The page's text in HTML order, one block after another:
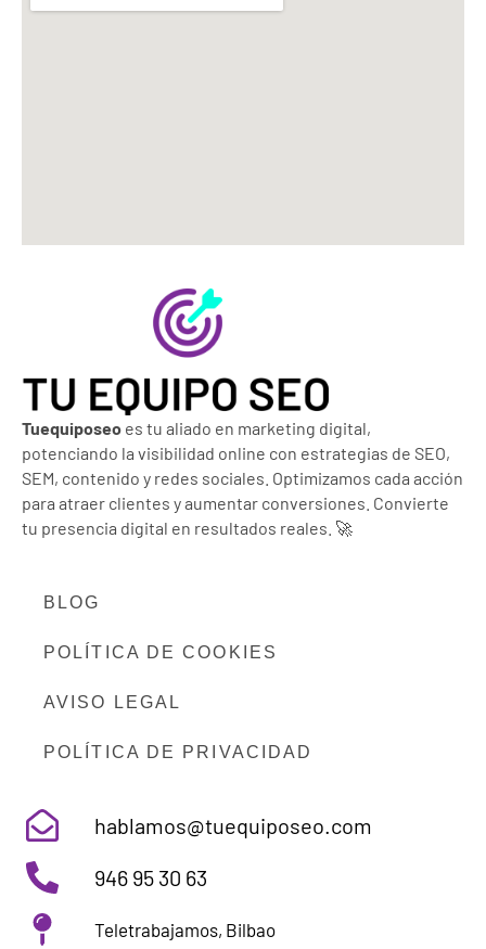
Tuequiposeo es tu aliado en marketing digital,
potenciando la visibilidad online con estrategias de SEO,
SEM, contenido y redes sociales. Optimizamos cada acción
para atraer clientes y aumentar conversiones. Convierte
tu presencia digital en resultados reales. 🚀
BLOG
POLÍTICA DE COOKIES
AVISO LEGAL
POLÍTICA DE PRIVACIDAD
hablamos@tuequiposeo.com
946 95 30 63
Teletrabajamos, Bilbao